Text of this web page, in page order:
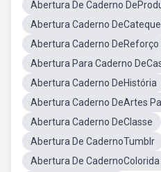
Abertura De Caderno
Abertura Caderno
Abertura Caderno DeReforço
Abertura Para Caderno
Abertura Caderno DeHistória
Abertura Caderno DeArtes
Abertura Caderno DeClasse
Abertura De CadernoTumblr
Abertura De CadernoColorida